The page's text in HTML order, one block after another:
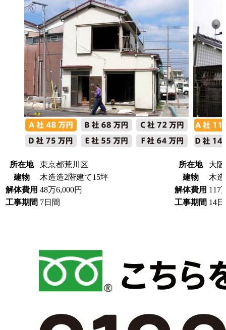
所在地
東京都荒川区
建物
木造造2階建て15坪
解体費用 48万6,000円
工事期間 7日間
所在地
大
建物
木
解体費用 117
工事期間 14